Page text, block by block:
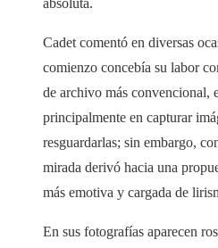
absoluta.
Cadet comentó en diversas
comienzo concebía su labor
de archivo más convencional,
principalmente en capturar
resguardarlas; sin embargo,
mirada derivó hacia una
más emotiva y cargada de
En sus fotografías aparecen